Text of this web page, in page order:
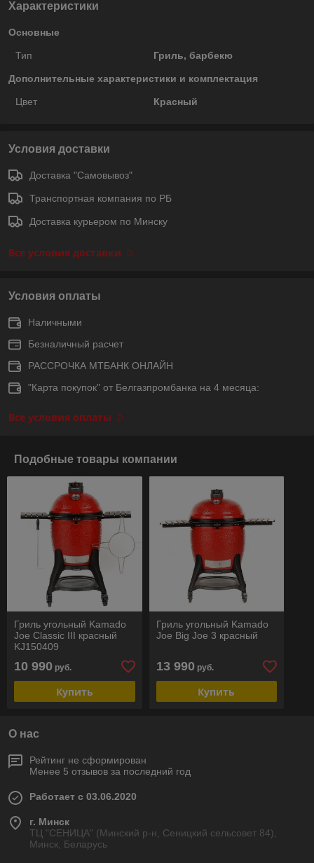
Характеристики
Основные
Тип Гриль, барбекю
Дополнительные характеристики и комплектация
Цвет Красный
Условия доставки
Доставка "Самовывоз"
Транспортная компания по РБ
Доставка курьером по Минску
Все условия доставки
Условия оплаты
Наличными
Безналичный расчет
РАССРОЧКА МТБАНК ОНЛАЙН
"Карта покупок" от Белгазпромбанка на 4 месяца:
Все условия оплаты
Подобные товары компании
Гриль угольный Kamado
Joe Classic III красный
KJ150409
10 990 руб.
Купить
Гриль угольный Kamado
Joe Big Joe 3 красный
13 990 руб.
Купить
О нас
Рейтинг не сформирован
Менее 5 отзывов за последний год
Работает с 03.06.2020
г. Минск
ТЦ "СЕНИЦА" (Минский р-н, Сеницкий сельсовет 84),
Минск, Беларусь